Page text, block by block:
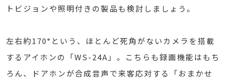
トビジョンや照明付きの製品も検討しましょう。
左右約170°という、ほとんど死角がないカメラを搭載
するアイホンの「WS-24A」。こちらも録画機能はもち
ろん、ドアホンが合成音声で来客応対する「おまかせ